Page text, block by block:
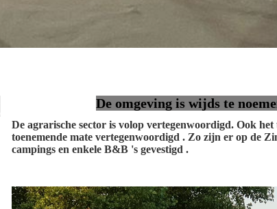
De omgeving is wijds te
De agrarische sector is volop vertegenwoordigd. Ook het
toenemende mate vertegenwoordigd . Zo zijn er op de
campings en enkele B&B 's gevestigd .